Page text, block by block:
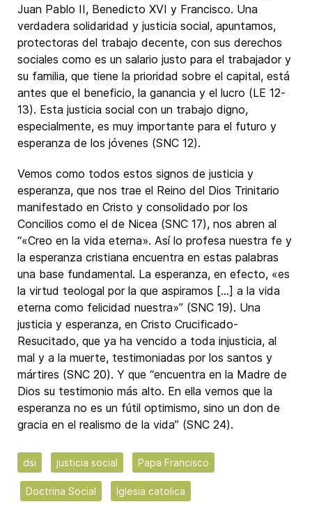
Juan Pablo II, Benedicto XVI y Francisco. Una
verdadera solidaridad y justicia social, apuntamos,
protectoras del trabajo decente, con sus derechos
sociales como es un salario justo para el trabajador y
su familia, que tiene la prioridad sobre el capital, está
antes que el beneficio, la ganancia y el lucro (LE 12-
13). Esta justicia social con un trabajo digno,
especialmente, es muy importante para el futuro y
esperanza de los jóvenes (SNC 12).
Vemos como todos estos signos de justicia y
esperanza, que nos trae el Reino del Dios Trinitario
manifestado en Cristo y consolidado por los
Concilios como el de Nicea (SNC 17), nos abren al
“«Creo en la vida eterna». Así lo profesa nuestra fe y
la esperanza cristiana encuentra en estas palabras
una base fundamental. La esperanza, en efecto, «es
la virtud teologal por la que aspiramos […] a la vida
eterna como felicidad nuestra»” (SNC 19). Una
justicia y esperanza, en Cristo Crucificado-
Resucitado, que ya ha vencido a toda injusticia, al
mal y a la muerte, testimoniadas por los santos y
mártires (SNC 20). Y que “encuentra en la Madre de
Dios su testimonio más alto. En ella vemos que la
esperanza no es un fútil optimismo, sino un don de
gracia en el realismo de la vida” (SNC 24).
dsi justicia social Papa Francisco
Doctrina Social Iglesia catolica